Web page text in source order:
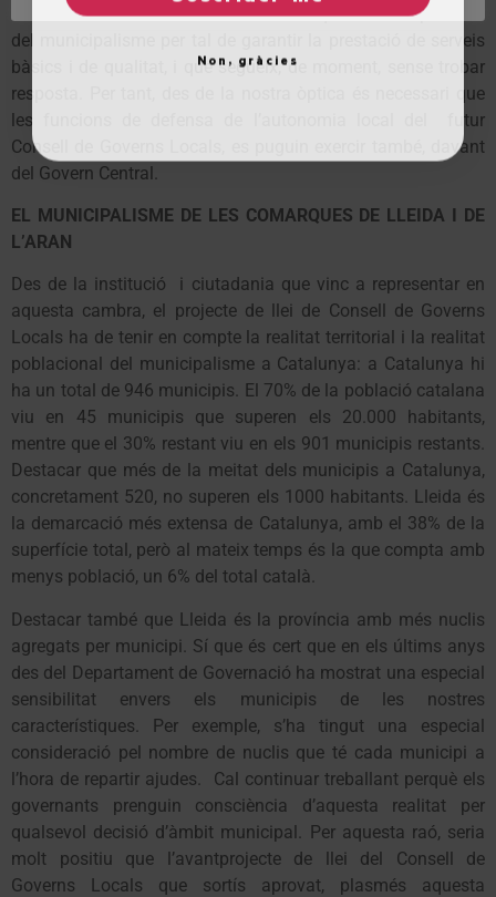
versa una de les reivindicacions històriques més importants
del municipalisme per tal de garantir la prestació de serveis
bàsics i de qualitat, i que segueix, de moment, sense trobar
resposta. Per tant, des de la nostra òptica és necessari que
les funcions de defensa de l’autonomia local del futur
Consell de Governs Locals, es puguin exercir també, davant
del Govern Central.
EL MUNICIPALISME DE LES COMARQUES DE LLEIDA I DE
L’ARAN
Des de la institució i ciutadania que vinc a representar en
aquesta cambra, el projecte de llei de Consell de Governs
Locals ha de tenir en compte la realitat territorial i la realitat
poblacional del municipalisme a Catalunya: a Catalunya hi
ha un total de 946 municipis. El 70% de la població catalana
viu en 45 municipis que superen els 20.000 habitants,
mentre que el 30% restant viu en els 901 municipis restants.
Destacar que més de la meitat dels municipis a Catalunya,
concretament 520, no superen els 1000 habitants. Lleida és
la demarcació més extensa de Catalunya, amb el 38% de la
superfície total, però al mateix temps és la que compta amb
menys població, un 6% del total català.
Destacar també que Lleida és la província amb més nuclis
agregats per municipi. Sí que és cert que en els últims anys
des del Departament de Governació ha mostrat una especial
sensibilitat envers els municipis de les nostres
característiques. Per exemple, s’ha tingut una especial
consideració pel nombre de nuclis que té cada municipi a
l’hora de repartir ajudes. Cal continuar treballant perquè els
governants prenguin consciència d’aquesta realitat per
qualsevol decisió d’àmbit municipal. Per aquesta raó, seria
molt positiu que l’avantprojecte de llei del Consell de
Governs Locals que sortís aprovat, plasmés aquesta
Non, gràcies